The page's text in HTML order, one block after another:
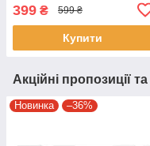
Настільний годинник у
вигляді панди
399 ₴ 599 ₴
Купити
Акційні пропозиції
Новинка –36%